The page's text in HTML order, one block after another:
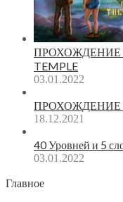
ПРОХОЖДЕНИЕ
TEMPLE
03.01.2022
ПРОХОЖДЕНИЕ
18.12.2021
40 Уровней и 5
03.01.2022
Главное